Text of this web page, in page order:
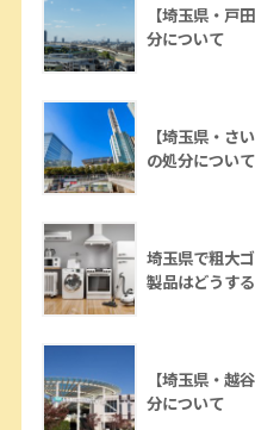
【埼玉県・戸
分について
【埼玉県・さ
の処分について
埼玉県で粗大
製品はどうす
【埼玉県・越
分について